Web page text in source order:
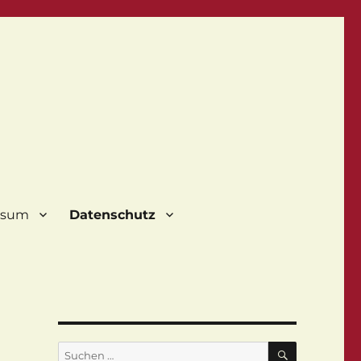
Datenschutz
Suchen
SUCHEN